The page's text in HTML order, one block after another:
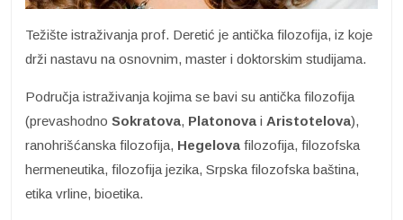
Težište istraživanja prof. Deretić je antička filozofija, iz koje
drži nastavu na osnovnim, master i doktorskim studijama.
Područja istraživanja kojima se bavi su antička filozofija
(prevashodno Sokratova, Platonova i Aristotelova),
ranohrišćanska filozofija, Hegelova filozofija, filozofska
hermeneutika, filozofija jezika, Srpska filozofska baština,
etika vrline, bioetika.